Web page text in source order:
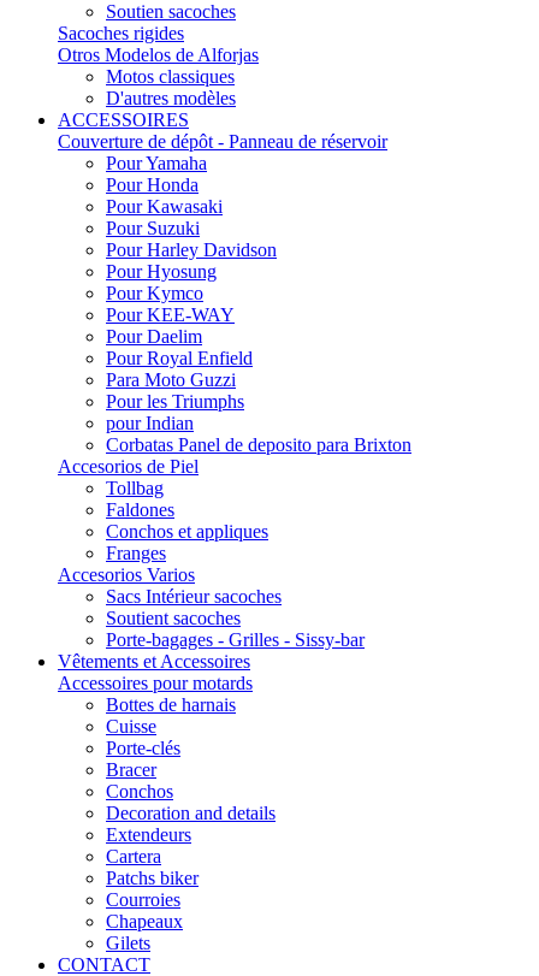
Soutien sacoches
Sacoches rigides
Otros Modelos de Alforjas
Motos classiques
D'autres modèles
ACCESSOIRES
Couverture de dépôt - Panneau de réservoir
Pour Yamaha
Pour Honda
Pour Kawasaki
Pour Suzuki
Pour Harley Davidson
Pour Hyosung
Pour Kymco
Pour KEE-WAY
Pour Daelim
Pour Royal Enfield
Para Moto Guzzi
Pour les Triumphs
pour Indian
Corbatas Panel de deposito para Brixton
Accesorios de Piel
Tollbag
Faldones
Conchos et appliques
Franges
Accesorios Varios
Sacs Intérieur sacoches
Soutient sacoches
Porte-bagages - Grilles - Sissy-bar
Vêtements et Accessoires
Accessoires pour motards
Bottes de harnais
Cuisse
Porte-clés
Bracer
Conchos
Decoration and details
Extendeurs
Cartera
Patchs biker
Courroies
Chapeaux
Gilets
CONTACT